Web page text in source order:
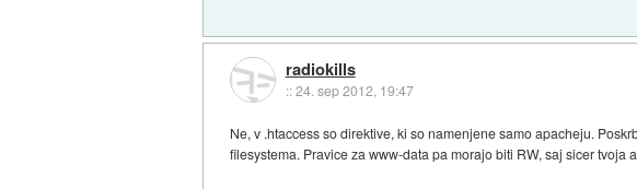
radiokills
::24. sep 2012, 19:47
Ne, v .htaccess so direktive, ki so namenjene samo apacheju.
filesystema. Pravice za www-data pa morajo biti RW, saj sicer tvoja